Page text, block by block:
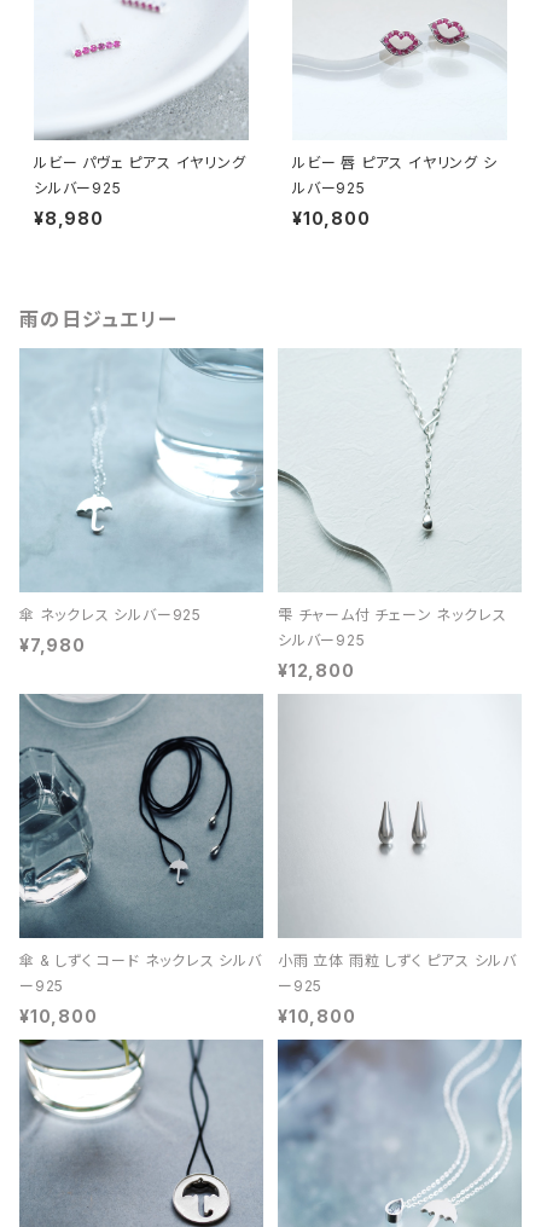
ルビー パヴェ ピアス イヤリング
シルバー925
¥8,980
ルビー 唇 ピアス イヤリング シ
ルバー925
¥10,800
雨の日ジュエリー
傘 ネックレス シルバー925
¥7,980
雫 チャーム付 チェーン ネックレス
シルバー925
¥12,800
傘 & しずく コード ネックレス シルバ
ー925
¥10,800
小雨 立体 雨粒 しずく ピアス シルバ
ー925
¥10,800